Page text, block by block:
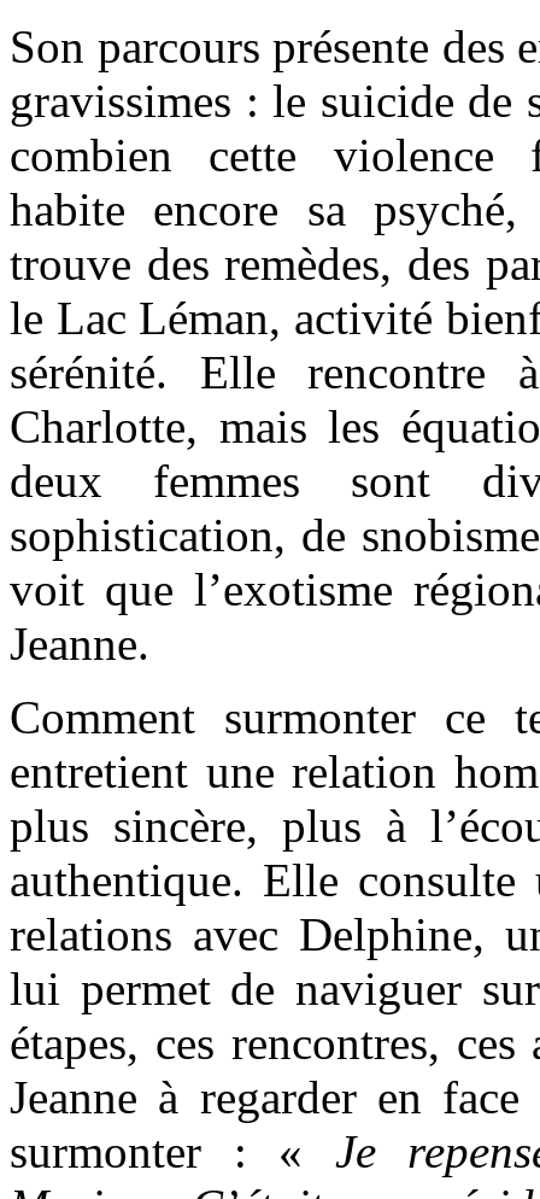
Son parcours présente des
gravissimes : le suicide
combien cette violence
habite encore sa psyché,
trouve des remèdes, des
le Lac Léman, activité
sérénité. Elle rencontre
Charlotte, mais les
deux femmes sont
sophistication, de
voit que l’exotisme
Jeanne.
Comment surmonter ce
entretient une relation
plus sincère, plus à
authentique. Elle
relations avec Delphine,
lui permet de naviguer
étapes, ces rencontres,
Jeanne à regarder en
surmonter : « Je